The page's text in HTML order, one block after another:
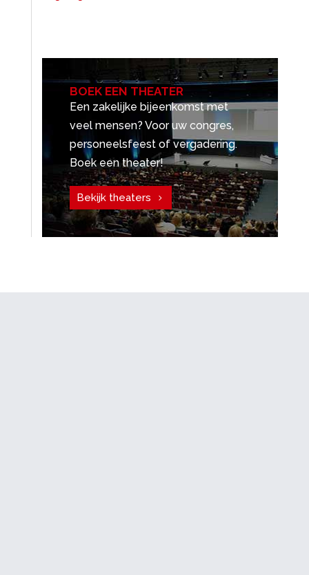
BOEK EEN THEATER
Een zakelijke bijeenkomst met
veel mensen? Voor uw congres,
personeelsfeest of vergadering.
Boek een theater!
Bekijk theaters